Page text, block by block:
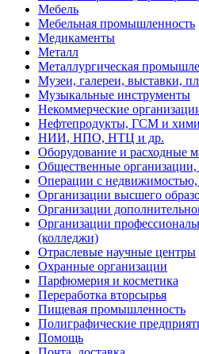
Мебель
Мебельная промышленность
Медикаменты
Металл
Металлургическая
Музеи, галереи, выставки,
Музыкальные инструменты
Некоммерческие
Нефтепродукты, ГСМ и
НИИ, НПО, НТЦ и др.
Оборудование и расходные
Общественные
Операции с недвижимостью,
Организации высшего
Организации
Организации
(колледжи)
Отраслевые научные центры
Охранные организации
Парфюмерия и косметика
Переработка вторсырья
Пищевая промышленность
Полиграфические
Помощь